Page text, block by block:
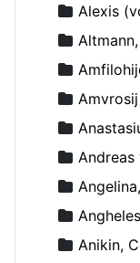
Alexis
Anikin,